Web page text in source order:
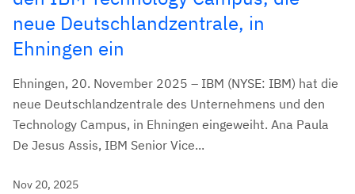
neue Deutschlandzentrale, in
Ehningen ein
Ehningen, 20. November 2025 – IBM (NYSE: IBM) hat die
neue Deutschlandzentrale des Unternehmens und den
Technology Campus, in Ehningen eingeweiht. Ana Paula
De Jesus Assis, IBM Senior Vice...
Nov 20, 2025